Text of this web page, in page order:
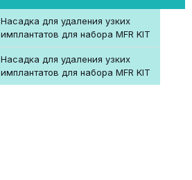
Насадка для удаления узких
имплантатов для набора MFR KIT
Насадка для удаления узких
имплантатов для набора MFR KIT